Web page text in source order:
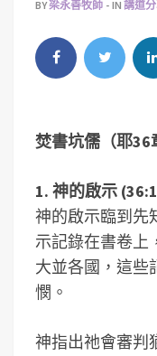
BY梁永善牧師 IN 講道
焚書坑儒（耶36
1. 神的啟示
神的啟示臨到先
示記錄在書卷上
大並各國，這些
憫。
神指出祂會審判